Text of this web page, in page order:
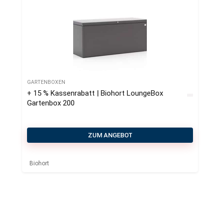
GARTENBOXEN
+ 15 % Kassenrabatt | Biohort LoungeBox
Gartenbox 200
ZUM ANGEBOT
Biohort